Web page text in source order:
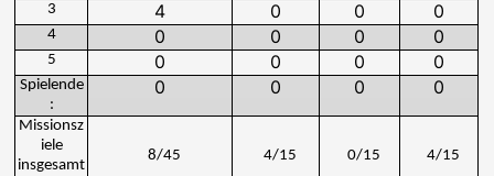
3
4
5
Spielende
:
Missionsz
iele
insgesamt
8/45 4/15 0/15 4/15